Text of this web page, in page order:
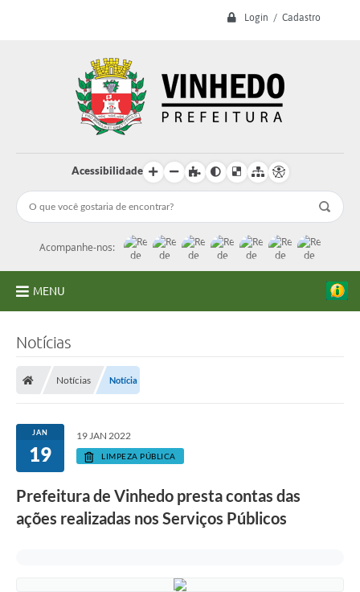
Login / Cadastro
Acessibilidade
Acompanhe-nos:
MENU
Licitações
Transparência
Concursos e Processos Seletivos
Inclusão e Acessibilidade
Notícias
Notícias Notícia
JAN
19
19 JAN 2022
LIMPEZA PÚBLICA
Prefeitura de Vinhedo presta contas das
ações realizadas nos Serviços Públicos